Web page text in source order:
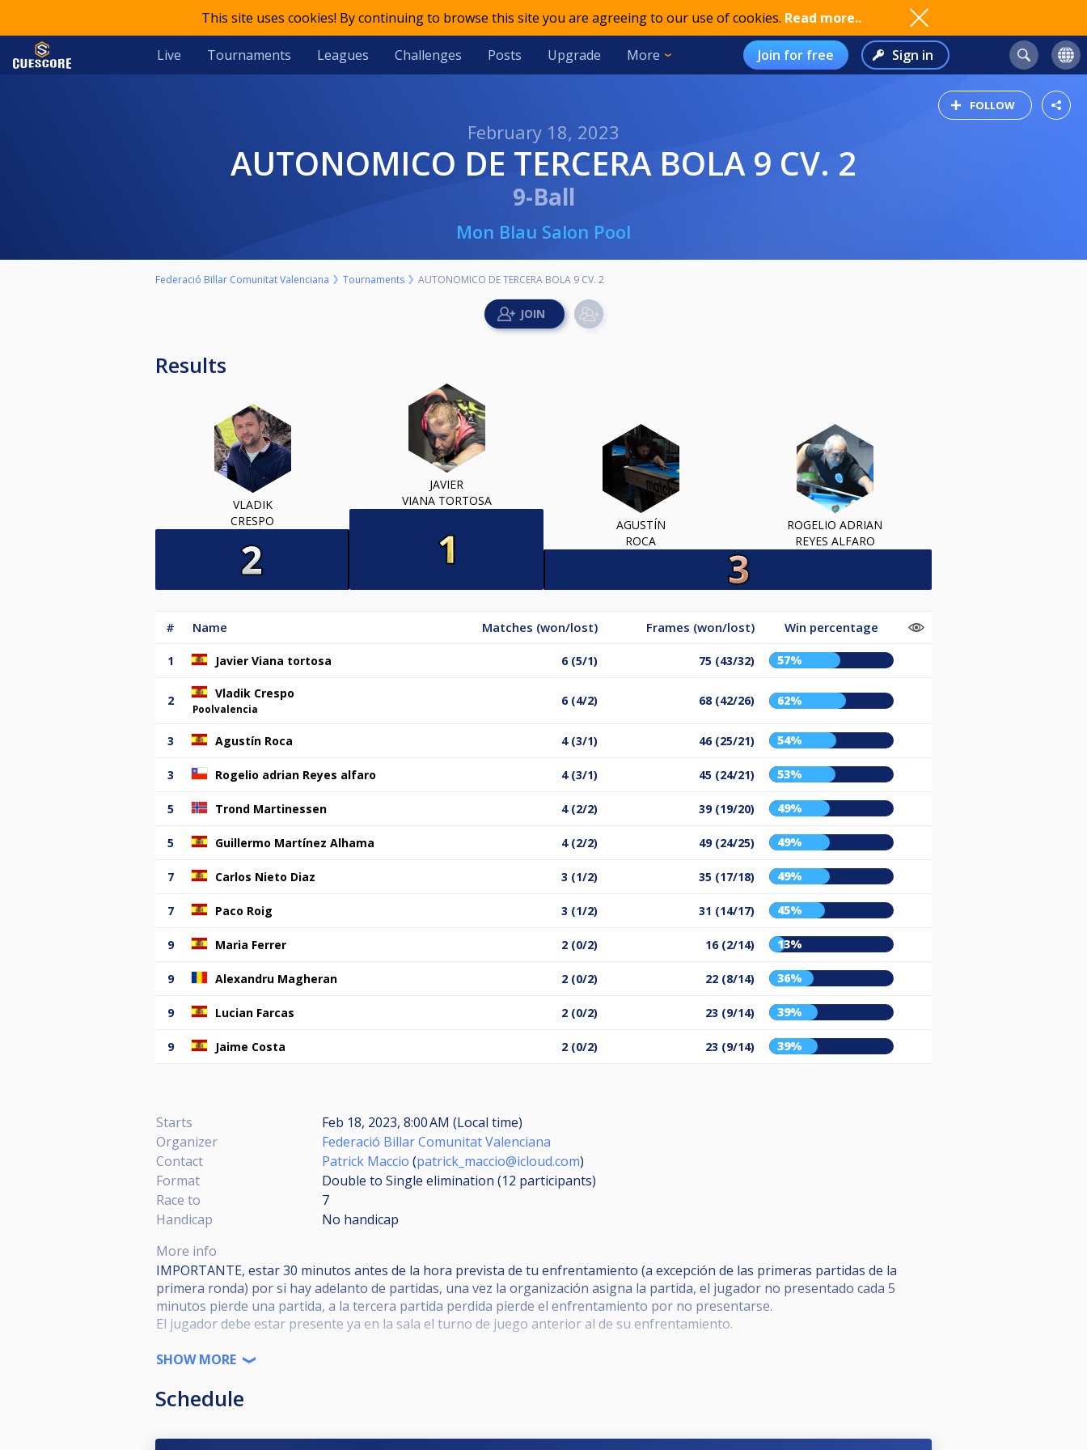
This site uses cookies! By continuing to browse this site you are agreeing to our use of cookies. Read more..
Live Tournaments Leagues Challenges Posts Upgrade More Join for free Sign in
FOLLOW
February 18, 2023
AUTONOMICO DE TERCERA BOLA 9 CV. 2
9-Ball
Mon Blau Salon Pool
Federació Billar Comunitat Valenciana Tournaments AUTONOMICO DE TERCERA BOLA 9 CV. 2
Results
VLADIK
CRESPO
JAVIER
VIANA TORTOSA
AGUSTÍN
ROCA
ROGELIO ADRIAN
REYES ALFARO
# Name Matches (won/lost) Frames (won/lost) Win percentage
1 Javier Viana tortosa 6 (5/1) 75 (43/32) 57%
2 Vladik Crespo
Poolvalencia
6 (4/2) 68 (42/26) 62%
3 Agustín Roca 4 (3/1) 46 (25/21) 54%
3 Rogelio adrian Reyes alfaro 4 (3/1) 45 (24/21) 53%
5 Trond Martinessen 4 (2/2) 39 (19/20) 49%
5 Guillermo Martínez Alhama 4 (2/2) 49 (24/25) 49%
7 Carlos Nieto Diaz 3 (1/2) 35 (17/18) 49%
7 Paco Roig 3 (1/2) 31 (14/17) 45%
9 Maria Ferrer 2 (0/2) 16 (2/14) 13%
9 Alexandru Magheran 2 (0/2) 22 (8/14) 36%
9 Lucian Farcas 2 (0/2) 23 (9/14) 39%
9 Jaime Costa 2 (0/2) 23 (9/14) 39%
Starts
Feb 18, 2023, 8:00 AM (Local time)
Organizer
Federació Billar Comunitat Valenciana
Contact
Patrick Maccio (patrick_maccio@icloud.com)
Format
Double to Single elimination (12 participants)
Race to
7
Handicap
No handicap
More info
IMPORTANTE, estar 30 minutos antes de la hora prevista de tu enfrentamiento (a excepción de las primeras partidas de la
primera ronda) por si hay adelanto de partidas, una vez la organización asigna la partida, el jugador no presentado cada 5
minutos pierde una partida, a la tercera partida perdida pierde el enfrentamiento por no presentarse.
El jugador debe estar presente ya en la sala el turno de juego anterior al de su enfrentamiento.
incumplimiento del reglamento.
SHOW MORE
Schedule